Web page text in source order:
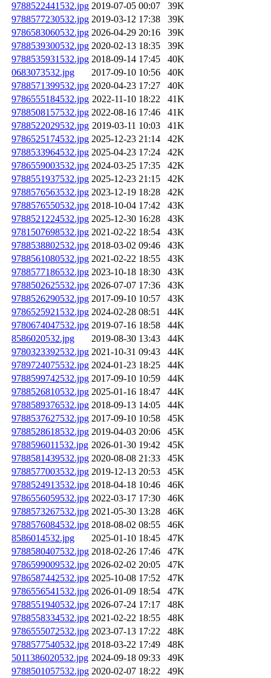
9788522441532.jpg 2019-07-05 00:07
39K
9788577230532.jpg 2019-03-12 17:38
39K
9786583060532.jpg 2026-04-29 20:16
39K
9788539300532.jpg 2020-02-13 18:35
39K
9788535931532.jpg 2018-09-14 17:45
40K
0683073532.jpg
2017-09-10 10:56
40K
9788571399532.jpg 2020-04-23 17:27
40K
9786555184532.jpg 2022-11-10 18:22
41K
9788508157532.jpg 2022-08-16 17:46
41K
9788522029532.jpg 2019-03-11 10:03
41K
9786525174532.jpg 2025-12-23 21:14
42K
9788533964532.jpg 2025-04-23 17:24
42K
9786559003532.jpg 2024-03-25 17:35
42K
9788551937532.jpg 2025-12-23 21:15
42K
9788576563532.jpg 2023-12-19 18:28
42K
9788576550532.jpg 2018-10-04 17:42
43K
9788521224532.jpg 2025-12-30 16:28
43K
9781507698532.jpg 2021-02-22 18:54
43K
9788538802532.jpg 2018-03-02 09:46
43K
9788561080532.jpg 2021-02-22 18:55
43K
9788577186532.jpg 2023-10-18 18:30
43K
9788502625532.jpg 2026-07-07 17:36
43K
9788526290532.jpg 2017-09-10 10:57
43K
9786525921532.jpg 2024-02-28 08:51
44K
9780674047532.jpg 2019-07-16 18:58
44K
8586020532.jpg
2019-08-30 13:43
44K
9780323392532.jpg 2021-10-31 09:43
44K
9789724075532.jpg 2024-01-23 18:25
44K
9788599742532.jpg 2017-09-10 10:59
44K
9788526810532.jpg 2025-01-16 18:47
44K
9788589376532.jpg 2018-09-13 14:05
44K
9788537627532.jpg 2017-09-10 10:58
45K
9788528618532.jpg 2019-04-03 20:06
45K
9788596011532.jpg 2026-01-30 19:42
45K
9788581439532.jpg 2020-08-08 21:33
45K
9788577003532.jpg 2019-12-13 20:53
45K
9788524913532.jpg 2018-04-18 10:46
46K
9786556059532.jpg 2022-03-17 17:30
46K
9788573267532.jpg 2021-05-30 13:28
46K
9788576084532.jpg 2018-08-02 08:55
46K
8586014532.jpg
2025-01-10 18:45
47K
9788580407532.jpg 2018-02-26 17:46
47K
9786599009532.jpg 2026-02-02 20:05
47K
9786587442532.jpg 2025-10-08 17:52
47K
9786556541532.jpg 2026-01-09 18:54
47K
9788551940532.jpg 2026-07-24 17:17
48K
9788558334532.jpg 2021-02-22 18:55
48K
9786555072532.jpg 2023-07-13 17:22
48K
9788577540532.jpg 2018-03-22 17:49
48K
5011386020532.jpg 2024-09-18 09:33
49K
9788501057532.jpg 2020-02-07 18:22
49K